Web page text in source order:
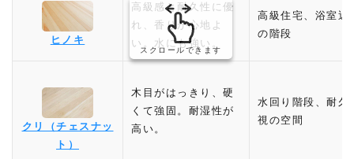
ヒノキ
高級感と耐久性に優
れ、香りが心地よ
い。水にも強い。
高級住宅、浴室近
の階段
クリ（チェスナッ
ト）
木目がはっきり、硬
くて強固。耐湿性が
高い。
水回り階段、耐久
視の空間
スクロールできます